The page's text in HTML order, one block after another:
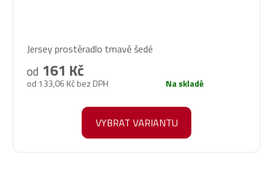
hodnocení
produktu
je
Jersey prostěradlo tmavě šedé
od 133,06 Kč bez DPH
od 161 Kč
Na skladě
VYBRAT VARIANTU